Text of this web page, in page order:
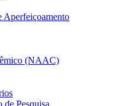
Aperfeiçoamento
(NAAC)